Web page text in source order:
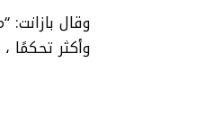
وقال
وأكثر تحكمًا